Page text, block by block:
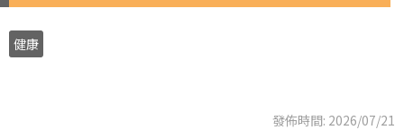
健康
發佈時間: 2026/07/21